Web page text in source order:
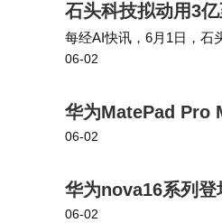
石头科技拟动用3
每经AI快讯，6月1日，石
司拟以自有资金回购已发
06-02
华为MatePad Pro
06-02
华为nova16系列
06-02